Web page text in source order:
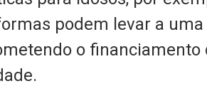
podem levar a uma
o financiamento